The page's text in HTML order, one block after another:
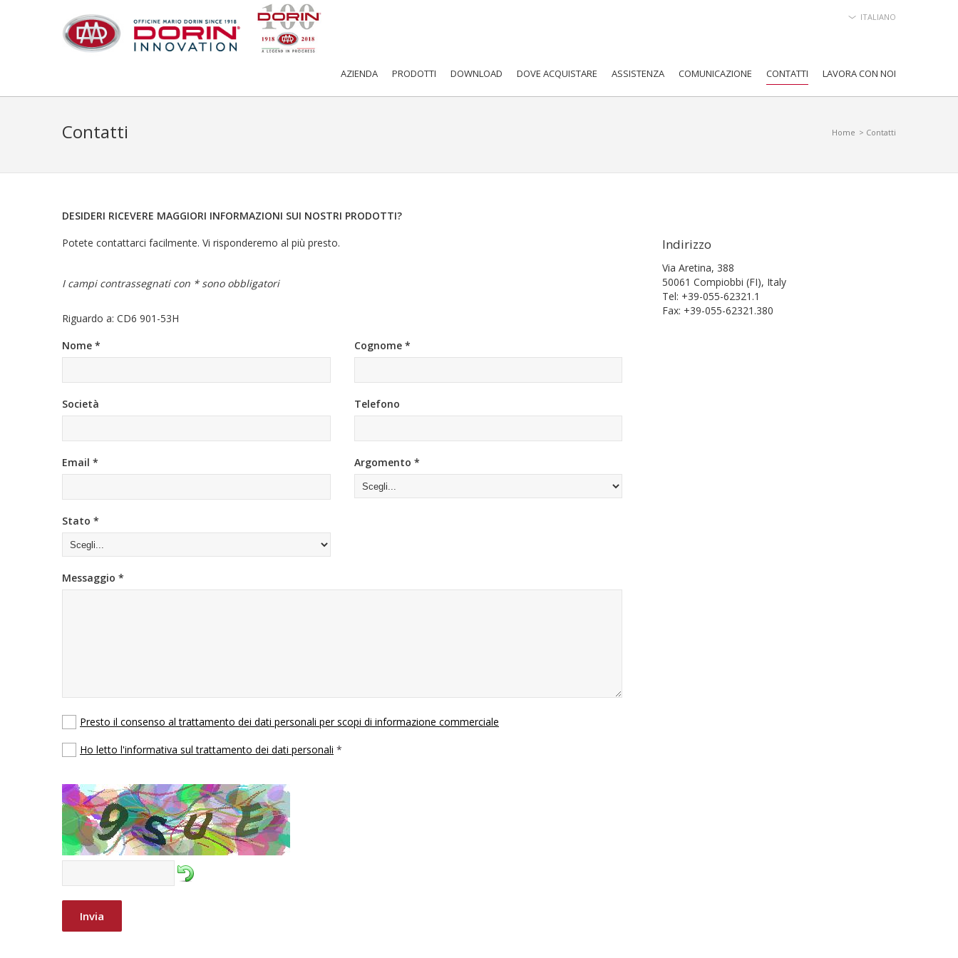
ITALIANO
AZIENDA PRODOTTI DOWNLOAD DOVE ACQUISTARE ASSISTENZA COMUNICAZIONE CONTATTI LAVORA CON NOI
Contatti Home > Contatti
DESIDERI RICEVERE MAGGIORI INFORMAZIONI SUI NOSTRI PRODOTTI?
Potete contattarci facilmente. Vi risponderemo al più presto.
I campi contrassegnati con * sono obbligatori
Riguardo a: CD6 901-53H
Nome *
Cognome *
Società Telefono
Email * Argomento *
Stato *
Messaggio *
Presto il consenso al trattamento dei dati personali per scopi di informazione commerciale
Ho letto l'informativa sul trattamento dei dati personali *
Invia
Indirizzo
Via Aretina, 388
50061 Compiobbi (FI), Italy
Tel: +39-055-62321.1
Fax: +39-055-62321.380